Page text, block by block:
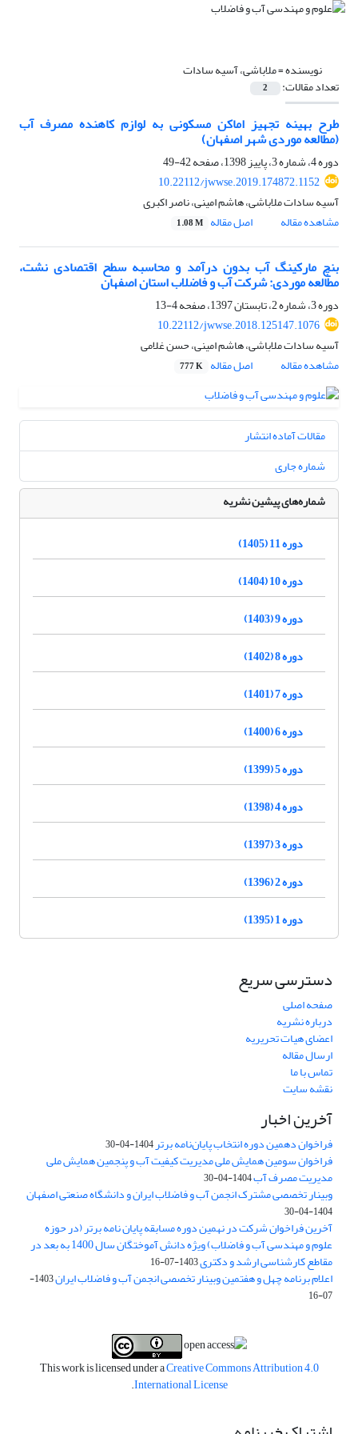
نویسنده =ملاباشی، آسیه سادات
تعداد مقالات: 2
طرح بهینه تجهیز اماکن مسکونی به لوازم کاهنده مصرف آب
(مطالعه موردی شهر اصفهان)
دوره 4، شماره 3، پاییز 1398، صفحه
42-49
10.22112/jwwse.2019.174872.1152
آسیه سادات ملاباشی، هاشم امینی، ناصر اکبری
مشاهده مقاله
اصل مقاله 1.08 M
بنچ مارکینگ آب بدون درآمد و محاسبه سطح اقتصادی نشت،
مطالعه موردی: شرکت آب و فاضلاب استان اصفهان
دوره 3، شماره 2، تابستان 1397، صفحه
4-13
10.22112/jwwse.2018.125147.1076
آسیه سادات ملاباشی، هاشم امینی، حسن غلامی
مشاهده مقاله
اصل مقاله 777 K
مقالات آماده انتشار
شماره جاری
شماره‌های پیشین نشریه
دوره 11 (1405)
دوره 10 (1404)
دوره 9 (1403)
دوره 8 (1402)
دوره 7 (1401)
دوره 6 (1400)
دوره 5 (1399)
دوره 4 (1398)
دوره 3 (1397)
دوره 2 (1396)
دوره 1 (1395)
دسترسی سریع
صفحه اصلی
درباره نشریه
اعضای هیات تحریریه
ارسال مقاله
تماس با ما
نقشه سایت
آخرین اخبار
فراخوان دهمین دوره انتخاب پایان‌نامه برتر1404-04-30
فراخوان سومین همایش ملی مدیریت کیفیت آب و پنجمین همایش ملی
مدیریت مصرف آب1404-04-30
وبینار تخصصی مشترک انجمن آب و فاضلاب ایران و دانشگاه صنعتی اصفهان
1404-04-30
آخرین فراخوان شرکت در نهمین دوره مسابقه پایان نامه برتر (در حوزه
علوم و مهندسی آب و فاضلاب) ویژه دانش آموختگان سال 1400 به بعد در
مقاطع کارشناسی ارشد و دکتری1403-07-16
اعلام برنامه چهل و هفتمین وبینار تخصصی انجمن آب و فاضلاب ایران
1403-
07-16
This work is licensed under aCreative Commons Attribution 4.0
International License
.